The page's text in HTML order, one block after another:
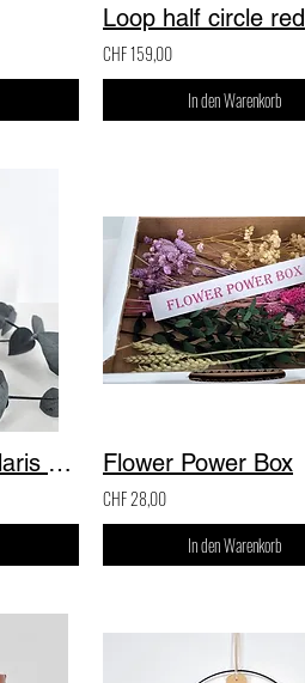
Loop half circle red
CHF 159,00
In den Warenkorb
Sträusschen Phalaris mit Keramik Vase Flower Power Box
CHF 28,00
In den Warenkorb